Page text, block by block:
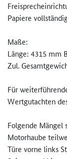
Papiere
Maße:
Länge: 4315 mm
Zul.
Für
Wertgutachten
Folgende Mängel
Motorhaube
Türe vorne links